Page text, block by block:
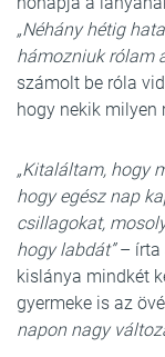
„Néhány hétig
hámozniuk rólam
számolt be róla
hogy nekik milyen
„Kitaláltam, hogy
hogy egész nap
csillagokat,
hogy labdát”– írta
kislánya mindkét
gyermeke is az
napon nagy